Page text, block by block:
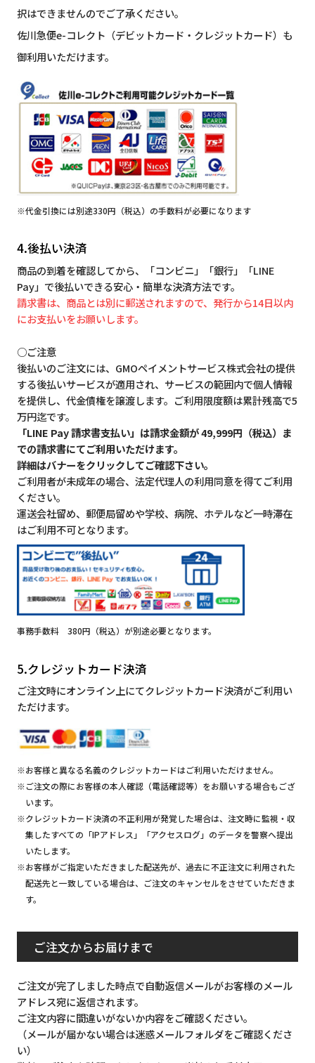
択はできませんのでご了承ください。
佐川急便e-コレクト（デビットカード・クレジットカード）も
御利用いただけます。
※代金引換には別途330円（税込）の手数料が必要になります
4.後払い決済
商品の到着を確認してから、「コンビニ」「銀行」「LINE
Pay」で後払いできる安心・簡単な決済方法です。
請求書は、商品とは別に郵送されますので、発行から14日以内
にお支払いをお願いします。
○ご注意
後払いのご注文には、GMOペイメントサービス株式会社の提供
する後払いサービスが適用され、サービスの範囲内で個人情報
を提供し、代金債権を譲渡します。ご利用限度額は累計残高で5
万円迄です。
「LINE Pay 請求書支払い」は請求金額が 49,999円（税込）ま
での請求書にてご利用いただけます。
詳細はバナーをクリックしてご確認下さい。
ご利用者が未成年の場合、法定代理人の利用同意を得てご利用
ください。
運送会社留め、郵便局留めや学校、病院、ホテルなど一時滞在
はご利用不可となります。
事務手数料 380円（税込）が別途必要となります。
5.クレジットカード決済
ご注文時にオンライン上にてクレジットカード決済がご利用い
ただけます。
※お客様と異なる名義のクレジットカードはご利用いただけません。
※ご注文の際にお客様の本人確認（電話確認等）をお願いする場合もござ
います。
※クレジットカード決済の不正利用が発覚した場合は、注文時に監視・収
集したすべての「IPアドレス」「アクセスログ」のデータを警察へ提出
いたします。
※お客様がご指定いただきました配送先が、過去に不正注文に利用された
配送先と一致している場合は、ご注文のキャンセルをさせていただきま
す。
ご注文からお届けまで
ご注文が完了しました時点で自動返信メールがお客様のメール
アドレス宛に返信されます。
ご注文内容に間違いがないか内容をご確認ください。
（メールが届かない場合は迷惑メールフォルダをご確認くださ
い）